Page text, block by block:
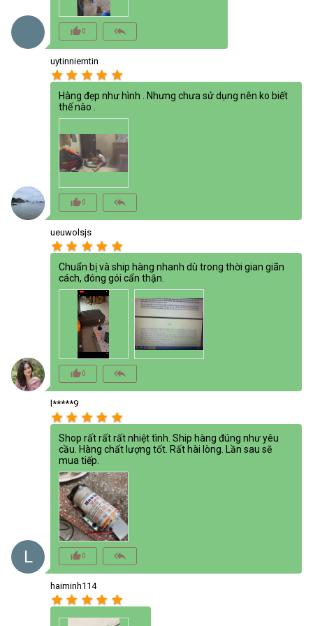
thumb_up_alt0 reply_all
uytinniemtin
star star star star star
Hàng đẹp như hình . Nhưng chưa sử dụng nên ko biết
thế nào .
thumb_up_alt0 reply_all
ueuwolsjs
star star star star star
Chuẩn bị và ship hàng nhanh dù trong thời gian giãn
cách, đóng gói cẩn thận.
thumb_up_alt0 reply_all
L
l*****9
star star star star star
Shop rất rất rất nhiệt tình. Ship hàng đúng như yêu
cầu. Hàng chất lượng tốt. Rất hài lòng. Lần sau sẽ
mua tiếp.
thumb_up_alt0 reply_all
haiminh114
star star star star star